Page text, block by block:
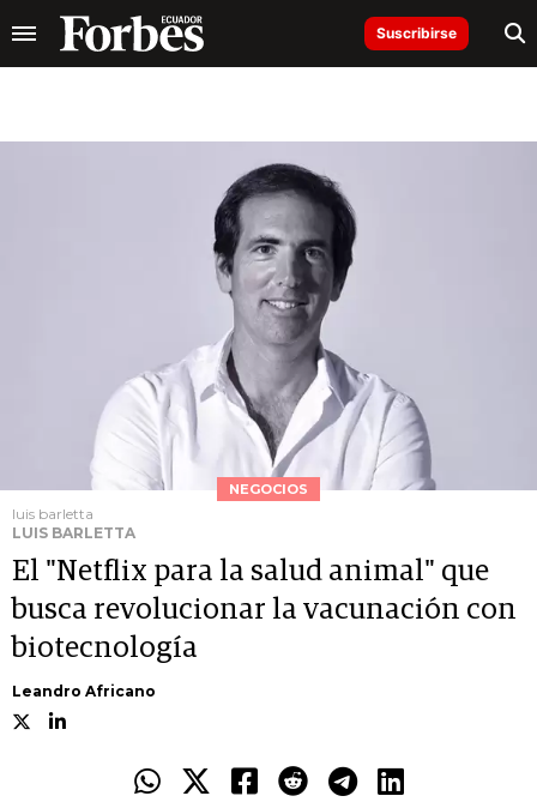
Suscribirse
NEGOCIOS
luis barletta
LUIS BARLETTA
El "Netflix para la salud animal" que
busca revolucionar la vacunación con
biotecnología
Leandro Africano